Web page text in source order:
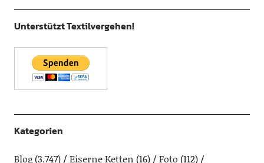
Unterstützt Textilvergehen!
Kategorien
Blog(3.747) Eiserne Ketten (16) Foto (112)